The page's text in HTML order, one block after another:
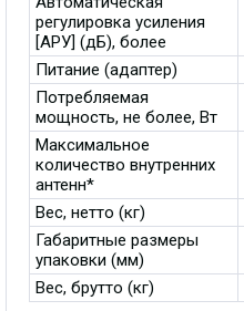
регулировка усиления
[АРУ] (дБ), более
Питание (адаптер)
Потребляемая
мощность, не более, Вт
Максимальное
количество внутренних
антенн*
Вес, нетто (кг)
Габаритные размеры
упаковки (мм)
Вес, брутто (кг)